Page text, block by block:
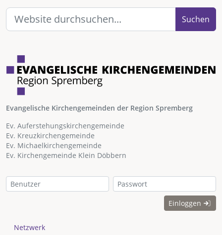
Suchen
Evangelische Kirchengemeinden der Region Spremberg
Ev. Auferstehungskirchengemeinde
Ev. Kreuzkirchengemeinde
Ev. Michaelkirchengemeinde
Ev. Kirchengemeinde Klein Döbbern
Einloggen
Netzwerk